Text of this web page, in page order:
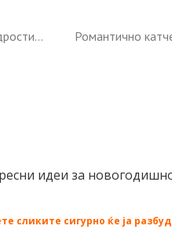
Романтично
идеи за
сликите сигурно ќе ја